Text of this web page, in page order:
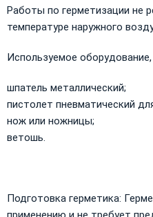
Работы по герметизации не
температуре наружного
Используемое
шпатель металлический;
пистолет пневматический
нож или ножницы;
ветошь.
Подготовка герметика: